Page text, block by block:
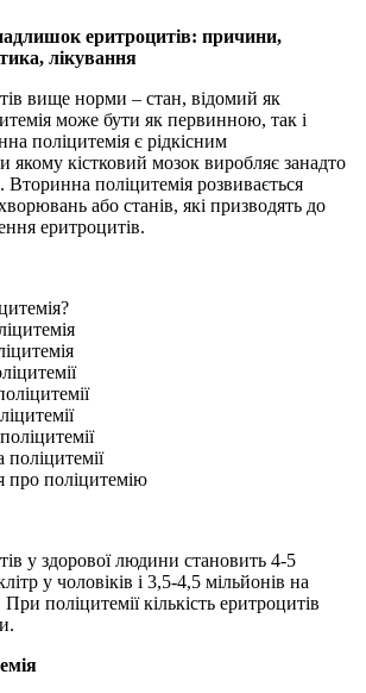
еритроцитів: причини,
лікування
вище норми – стан, відомий як
може бути як первинною, так і
поліцитемія є рідкісним
якому кістковий мозок виробляє занадто
Вторинна поліцитемія розвивається
або станів, які призводять до
еритроцитів.
про поліцитемію
у здорової людини становить 4-5
у чоловіків і 3,5-4,5 мільйонів на
поліцитемії кількість еритроцитів